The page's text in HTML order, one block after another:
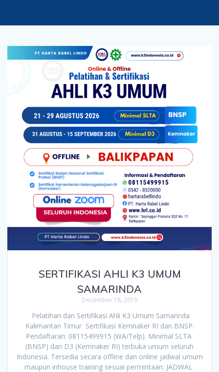
SERTIFIKASI AHLI K3 UMUM
SAMARINDA
December 18, 2019
Pelatihan dan Sertifikasi Ahli K3 Umum Samarinda
Kalimantan Timur Sertifikasi Kemnaker RI dan BNSP.
Pendaftaran: 08115499915 (WA/Telp). Minimal SLTA
(BNSP) dan D3 (Kemnaker RI) terbuka umum seluruh
Indonesia. Tersedia secara offline dan online jadwal umum
maupun inhouse training sesuai permintaan. JADWAL